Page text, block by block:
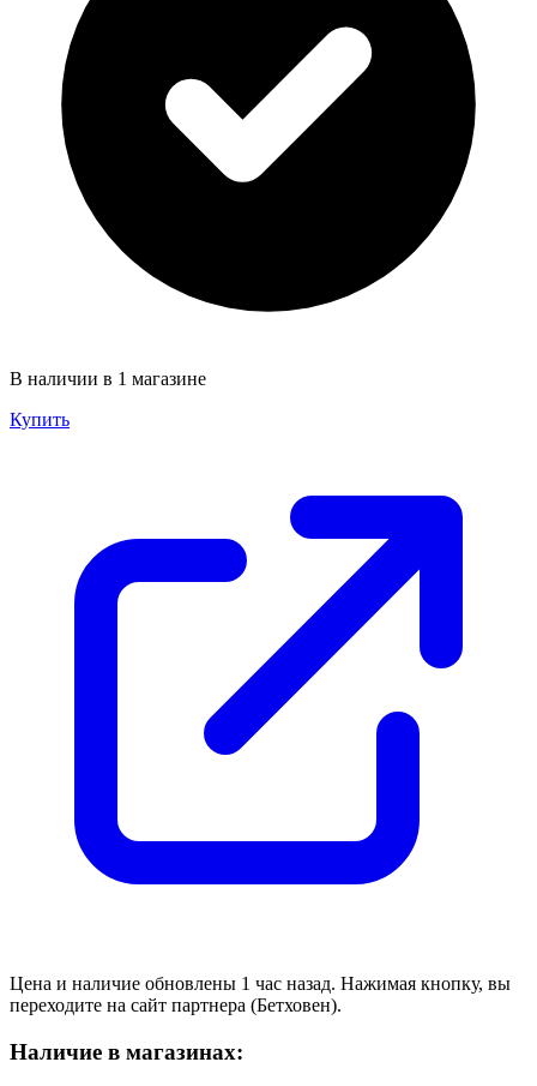
В наличии в 1 магазине
Купить
Цена и наличие обновлены 1 час назад. Нажимая кнопку, вы
переходите на сайт партнера (Бетховен).
Наличие в магазинах: